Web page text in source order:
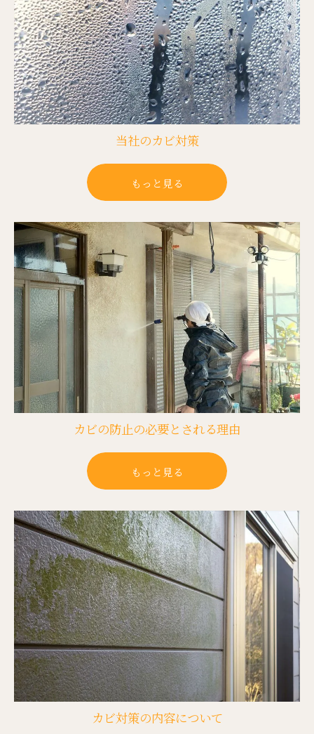
当社のカビ対策
もっと見る
カビの防止の必要とされる理由
もっと見る
カビ対策の内容について